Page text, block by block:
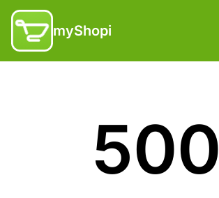
myShopi
500